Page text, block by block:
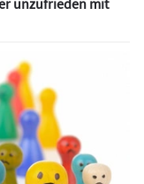
unzufrieden mit